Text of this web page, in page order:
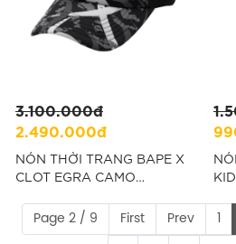
3.100.000đ
2.490.000đ
NÓN THỜI TRANG BAPE X
CLOT EGRA CAMO
Page 2 / 9 First Prev 1